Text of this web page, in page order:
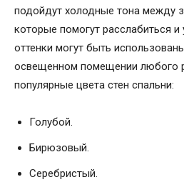
подойдут холодные тона между
которые помогут расслабиться
оттенки могут быть
освещенном помещении любого
популярные цвета стен спальни:
Голубой.
Бирюзовый.
Серебристый.